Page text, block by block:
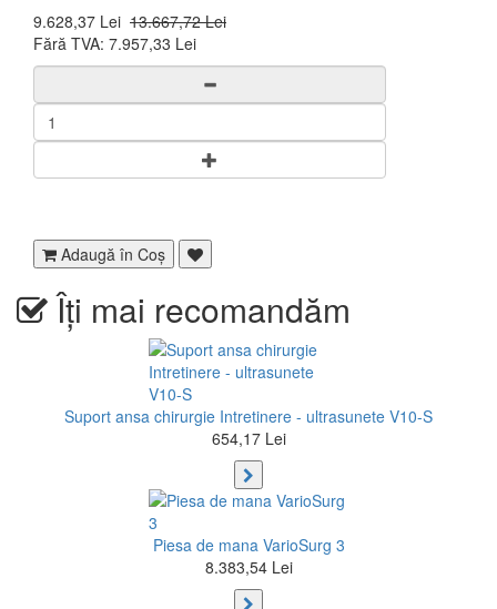
9.628,37 Lei 13.667,72 Lei
Fără TVA: 7.957,33 Lei
Adaugă în Coş
Îți mai recomandăm
Suport ansa chirurgie Intretinere - ultrasunete V10-S
654,17 Lei
Piesa de mana VarioSurg 3
8.383,54 Lei